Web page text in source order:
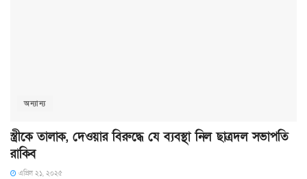
অন্যান্য
স্ত্রীকে তালাক, দেওয়ার বিরুদ্ধে যে ব্যবস্থা নিল ছাত্রদল সভাপতি
রাকিব
এপ্রিল ২১, ২০২৫